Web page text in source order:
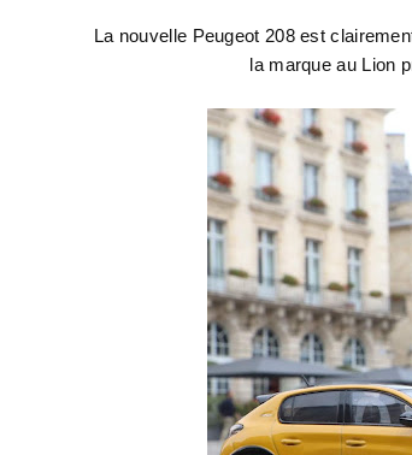
La nouvelle Peugeot 208 est
la marque au Lion